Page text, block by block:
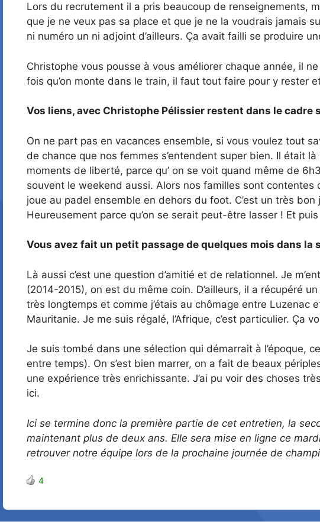
Lors du recrutement il a pris beaucoup de renseignements,
que je ne veux pas sa place et que je ne la voudrais jamais
ni numéro un ni adjoint d’ailleurs. Ça avait failli se produire
Christophe vous pousse à vous améliorer chaque année, il
fois qu’on monte dans le train, il faut tout faire pour y
Vos liens, avec Christophe Pélissier restent dans le cadre
On ne part pas en vacances ensemble, si vous voulez tout
de chance que nos femmes s’entendent super bien. Il était
moments de liberté, parce qu’ on se voit quand même de
souvent le weekend aussi. Alors nos familles sont contentes
joue au padel ensemble en dehors du foot. C’est un très
Heureusement parce qu’on se serait peut-être lasser ! Et
Vous avez fait un petit passage de quelques mois dans
Là aussi c’est une question d’amitié et de relationnel. Je
(2014-2015), on est du même coin. D’ailleurs, il a récupéré
très longtemps et comme j’étais au chômage entre Luzenac
Mauritanie. Je me suis régalé, l’Afrique, c’est particulier.
Je suis tombé dans une sélection qui démarrait à l’époque,
entre temps). On s’est bien marrer, on a fait de beaux
une expérience très enrichissante. J’ai pu voir des choses
ici.
Ici se termine donc la première partie de cet entretien, la
maintenant plus de deux ans. Elle sera mise en ligne ce
retrouver notre équipe lors de la prochaine journée de
4